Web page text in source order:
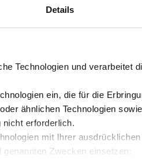
Details
Technologien und verarbeitet
ein, die für die
ähnlichen Technologien
nicht erforderlich.
mit Ihrer
genannten Zwecken einsetzen: